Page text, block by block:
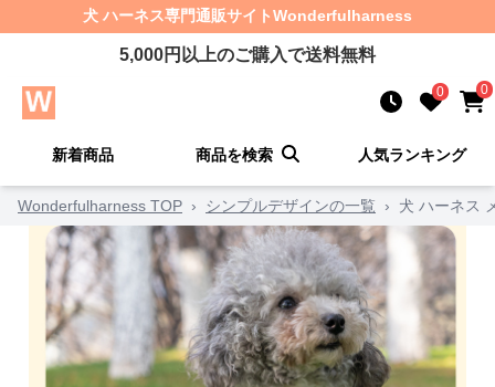
犬 ハーネス専門通販サイトWonderfulharness
5,000円以上のご購入で送料無料
0 0
新着商品 商品を検索 人気ランキング
Wonderfulharness TOP › シンプルデザインの一覧 › 犬 ハーネス